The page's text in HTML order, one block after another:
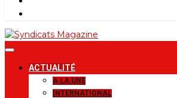
Le magazine de la FGTB
ACTUALITÉ
A LA UNE
INTERNATIONAL